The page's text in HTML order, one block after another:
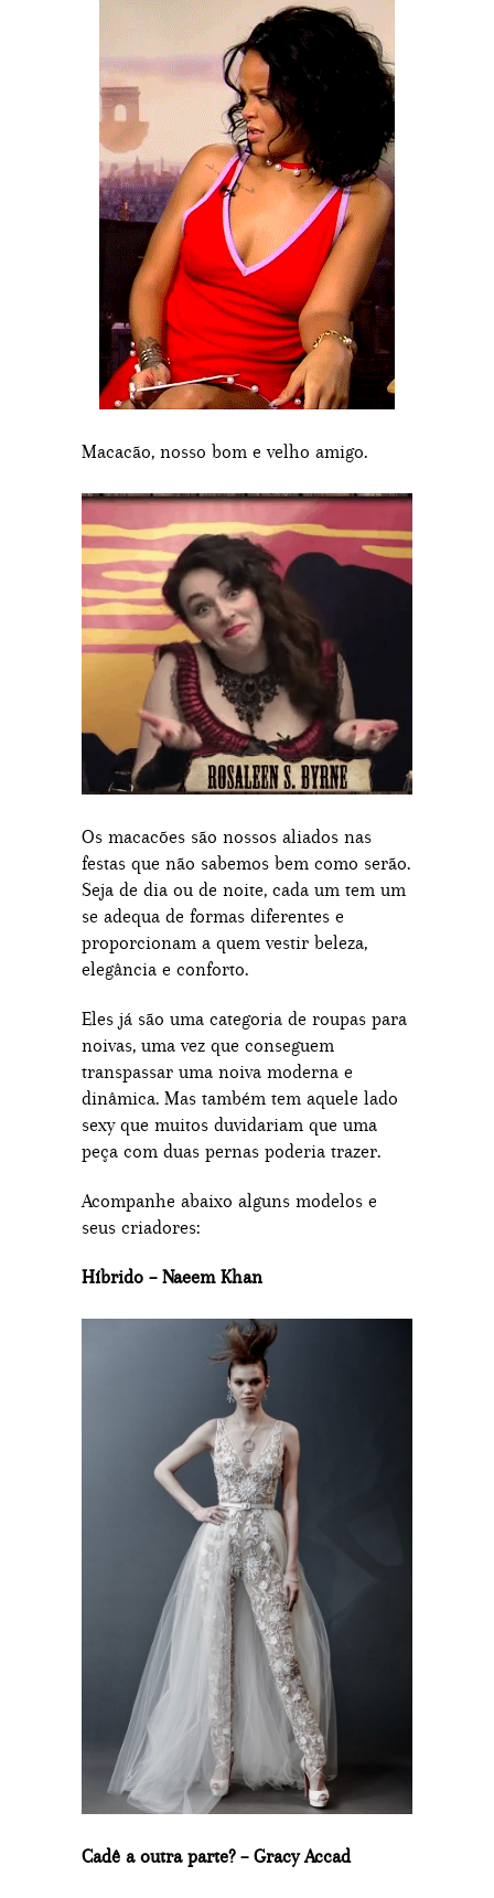
Macacão, nosso bom e velho amigo.
Os macacões são nossos aliados nas
festas que não sabemos bem como serão.
Seja de dia ou de noite, cada um tem um
se adequa de formas diferentes e
proporcionam a quem vestir beleza,
elegância e conforto.
Eles já são uma categoria de roupas para
noivas, uma vez que conseguem
transpassar uma noiva moderna e
dinâmica. Mas também tem aquele lado
sexy que muitos duvidariam que uma
peça com duas pernas poderia trazer.
Acompanhe abaixo alguns modelos e
seus criadores:
Híbrido – Naeem Khan
Cadê a outra parte? – Gracy Accad